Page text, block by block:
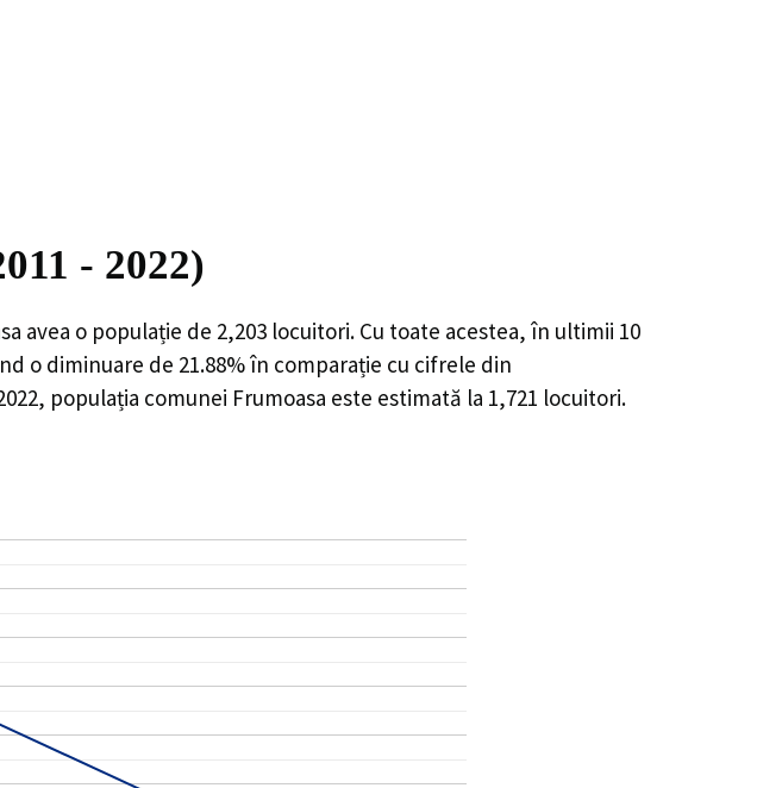
- 2022)
avea o populație de 2,203 locuitori. Cu toate acestea, în ultimii 10
o diminuare de 21.88%în comparație cu cifrele din
populația comunei Frumoasa este estimată la 1,721 locuitori.